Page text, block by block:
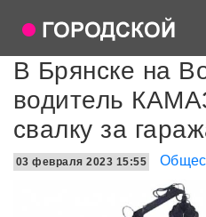
В Брянске на
водитель
свалку за
03 февраля 2023 15:55